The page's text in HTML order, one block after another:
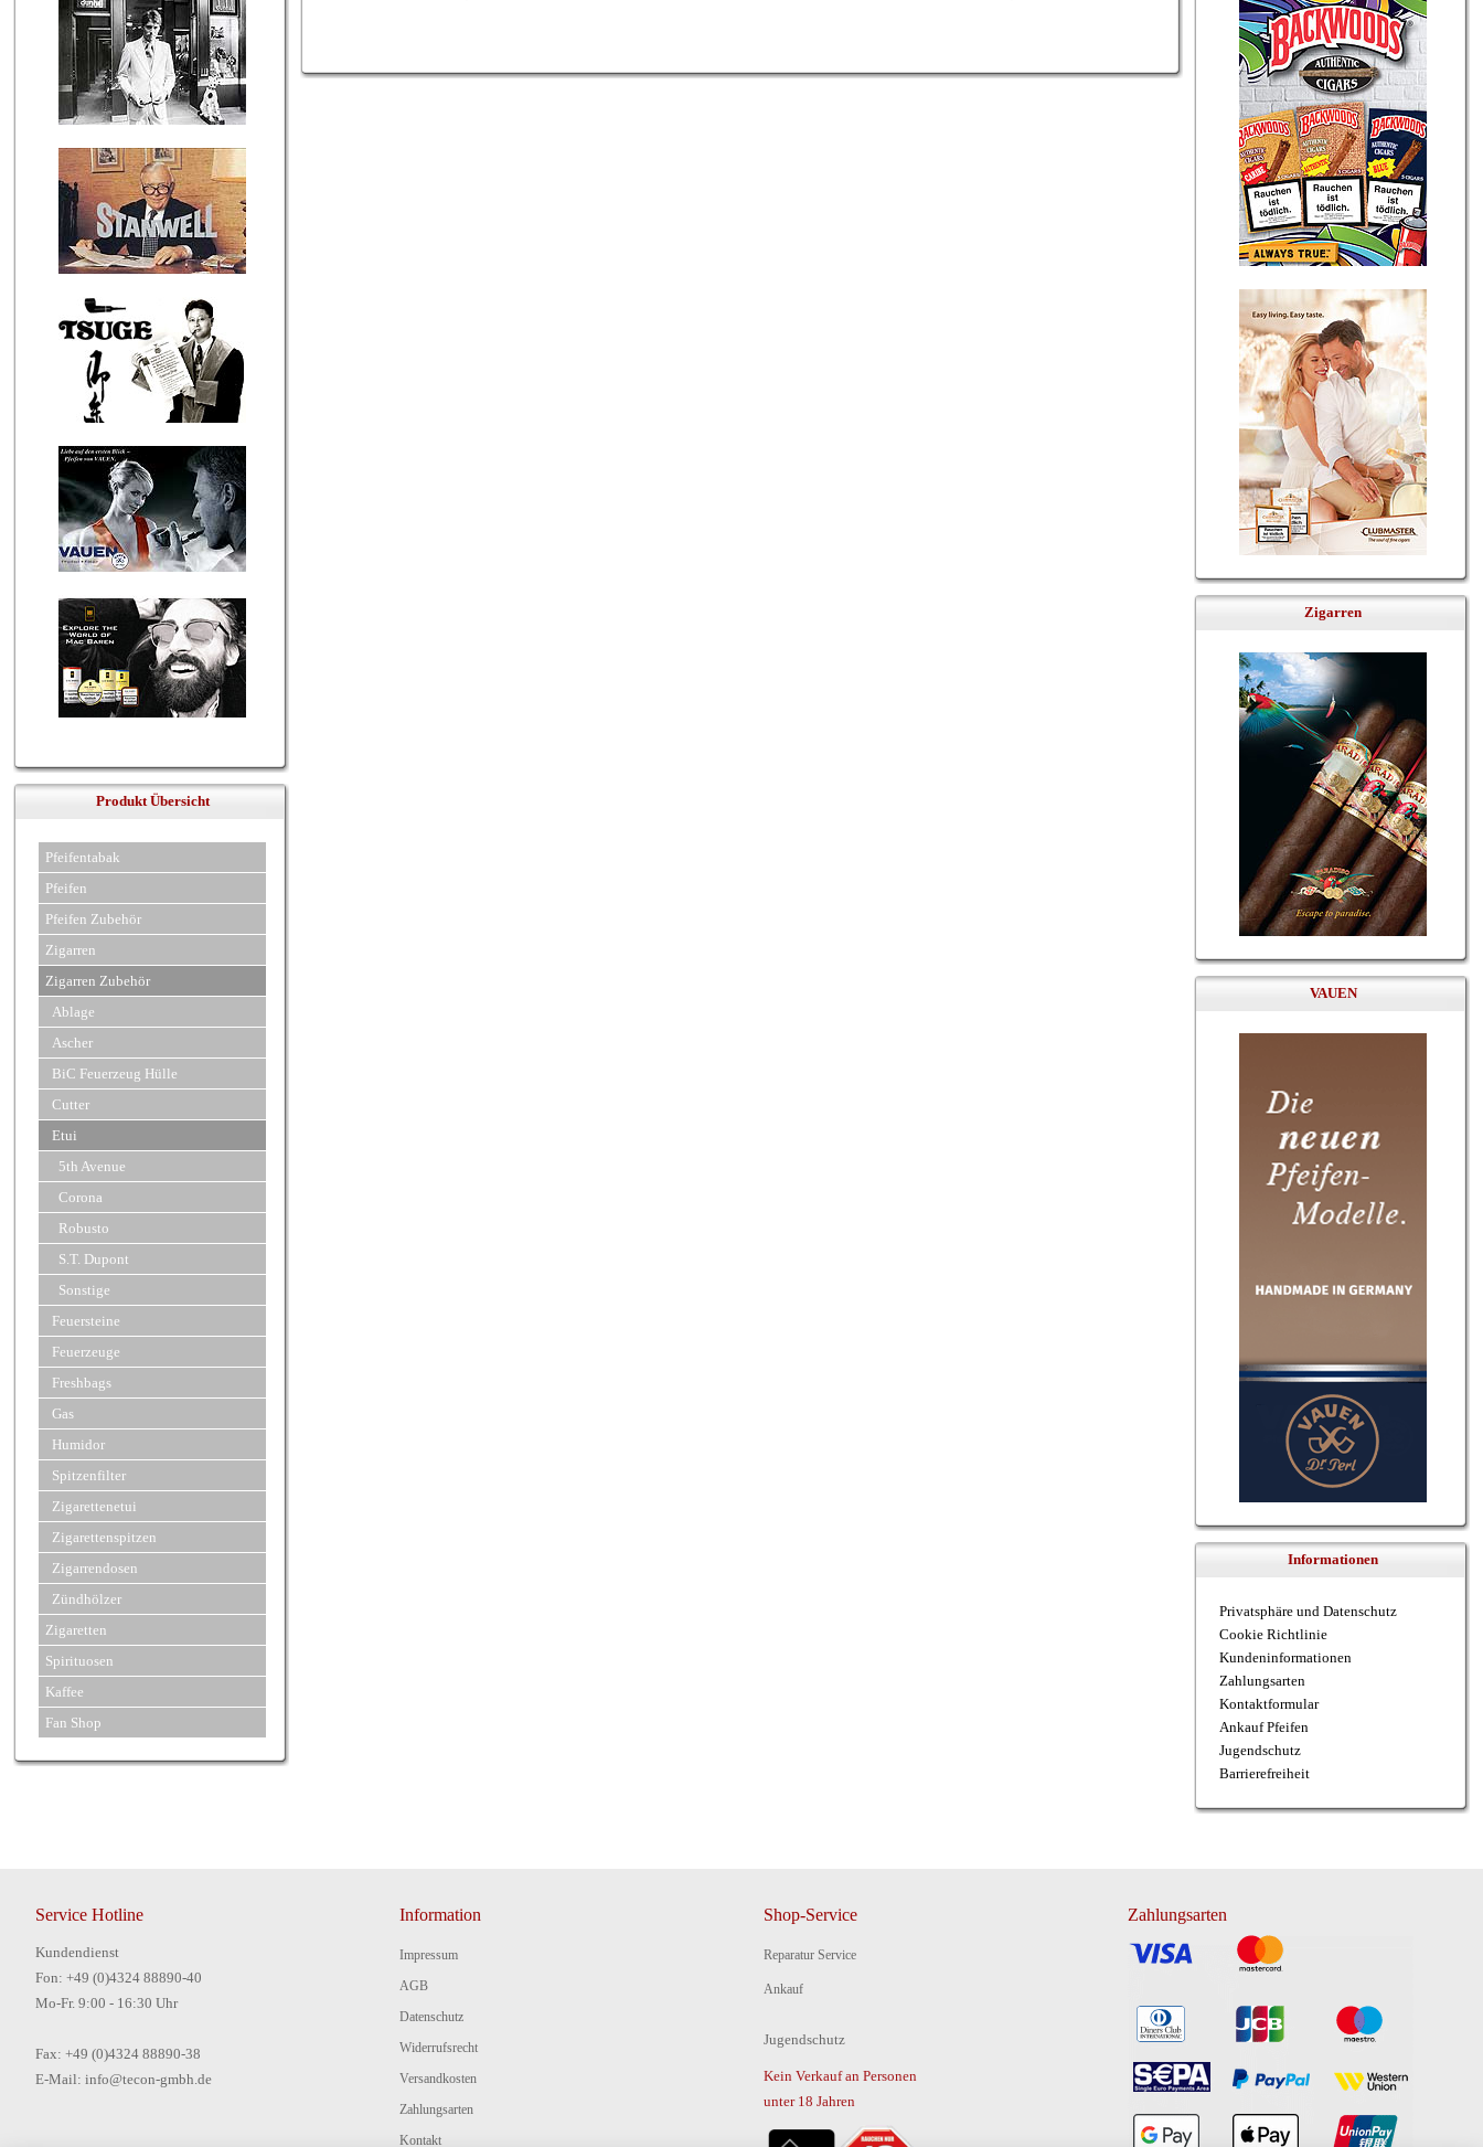
Produkt Übersicht
Pfeifentabak
Pfeifen
Pfeifen Zubehör
Zigarren
Zigarren Zubehör
Ablage
Ascher
BiC Feuerzeug Hülle
Cutter
Etui
5th Avenue
Corona
Robusto
S.T. Dupont
Sonstige
Feuersteine
Feuerzeuge
Freshbags
Gas
Humidor
Spitzenfilter
Zigarettenetui
Zigarettenspitzen
Zigarrendosen
Zündhölzer
Zigaretten
Spirituosen
Kaffee
Fan Shop
Zigarren
VAUEN
Informationen
Privatsphäre und Datenschutz
Cookie Richtlinie
Kundeninformationen
Zahlungsarten
Kontaktformular
Ankauf Pfeifen
Jugendschutz
Barrierefreiheit
Service Hotline
Kundendienst
Fon: +49 (0)4324 88890-40
Mo-Fr. 9:00 - 16:30 Uhr
Fax: +49 (0)4324 88890-38
E-Mail: info@tecon-gmbh.de
Information
Impressum
AGB
Datenschutz
Widerrufsrecht
Versandkosten
Zahlungsarten
Kontakt
Shop-Service
Reparatur Service
Ankauf
Jugendschutz
Kein Verkauf an Personen
unter 18 Jahren
Zahlungsarten